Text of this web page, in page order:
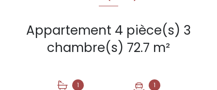
Appartement 4 pièce(s) 3
chambre(s) 72.7 m²
1 1